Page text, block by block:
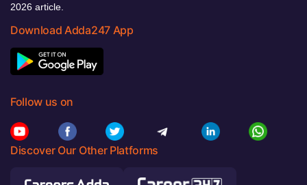
2026 article.
Download Adda247 App
Follow us on
Discover Our Other Platforms